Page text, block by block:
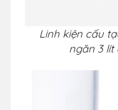
Linh kiện cấu
ngăn 3 lít